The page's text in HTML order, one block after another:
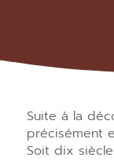
Suite à la
précisément
Soit dix